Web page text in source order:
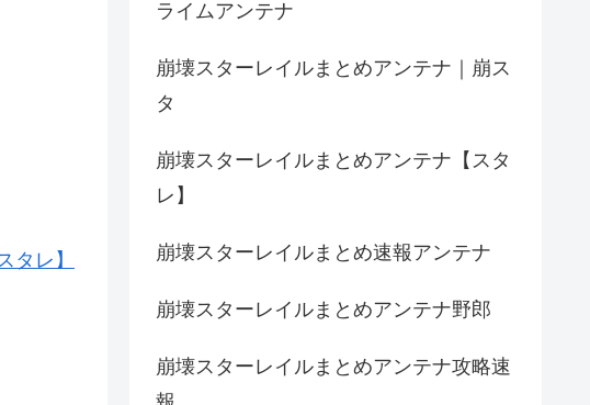
タレ】
ライムアンテナ
崩壊スターレイルまとめアンテナ｜崩ス
タ
崩壊スターレイルまとめアンテナ【スタ
レ】
崩壊スターレイルまとめ速報アンテナ
崩壊スターレイルまとめアンテナ野郎
崩壊スターレイルまとめアンテナ攻略速